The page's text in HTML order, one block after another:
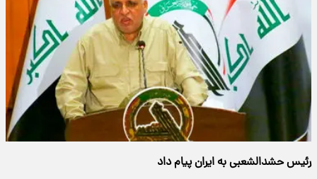
رئیس حشدالشعبی به ایران پیام داد